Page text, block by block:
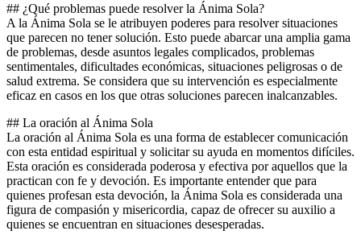
## ¿Qué problemas puede resolver la Ánima Sola?
A la Ánima Sola se le atribuyen poderes para resolver situaciones
que parecen no tener solución. Esto puede abarcar una amplia gama
de problemas, desde asuntos legales complicados, problemas
sentimentales, dificultades económicas, situaciones peligrosas o de
salud extrema. Se considera que su intervención es especialmente
eficaz en casos en los que otras soluciones parecen inalcanzables.
## La oración al Ánima Sola
La oración al Ánima Sola es una forma de establecer comunicación
con esta entidad espiritual y solicitar su ayuda en momentos difíciles.
Esta oración es considerada poderosa y efectiva por aquellos que la
practican con fe y devoción. Es importante entender que para
quienes profesan esta devoción, la Ánima Sola es considerada una
figura de compasión y misericordia, capaz de ofrecer su auxilio a
quienes se encuentran en situaciones desesperadas.